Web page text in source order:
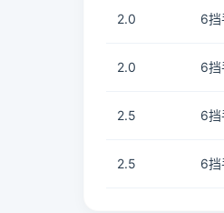
2.0 6挡
2.0 6挡
2.5 6挡
2.5 6挡